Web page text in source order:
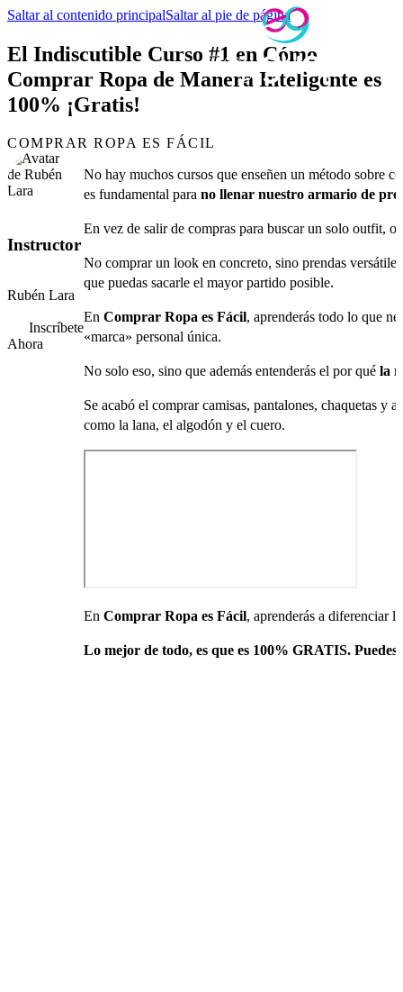
Saltar al contenido principalSaltar al pie de página
El Indiscutible Curso #1 en Cómo
Comprar Ropa de Manera Inteligente es
100% ¡Gratis!
COMPRAR ROPA ES FÁCIL
Instructor
Rubén Lara
Inscríbete
Ahora
No hay muchos cursos que enseñen un método sobre
es fundamental para no llenar nuestro armario de
En vez de salir de compras para buscar un solo outfit,
No comprar un look en concreto, sino prendas
que puedas sacarle el mayor partido posible.
En Comprar Ropa es Fácil, aprenderás todo lo que
«marca» personal única.
No solo eso, sino que además entenderás el por qué la
Se acabó el comprar camisas, pantalones, chaquetas y
como la lana, el algodón y el cuero.
En Comprar Ropa es Fácil, aprenderás a diferenciar
Lo mejor de todo, es que es 100% GRATIS.